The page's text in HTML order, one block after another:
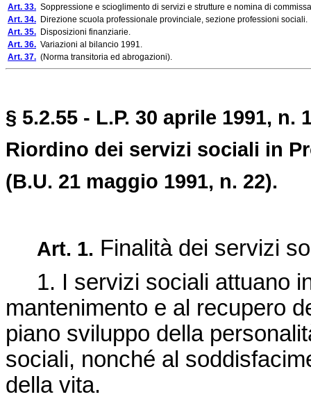
Art. 33. Soppressione e scioglimento di servizi e strutture e nomina di
Art. 34. Direzione scuola professionale provinciale, sezione professioni sociali.
Art. 35. Disposizioni finanziarie.
Art. 36. Variazioni al bilancio 1991.
Art. 37. (Norma transitoria ed abrogazioni).
§ 5.2.55 - L.P. 30 aprile 1991, n.
Riordino dei servizi sociali in
(B.U. 21 maggio 1991, n. 22).
Art. 1. Finalità dei servizi
1. I servizi sociali attuano
mantenimento e al recupero
piano sviluppo della
sociali, nonché al
della vita.